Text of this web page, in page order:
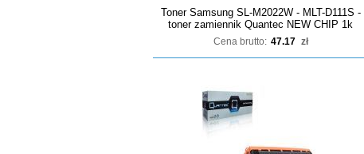
Toner Samsung SL-M2022W - MLT-D111S -
toner zamiennik Quantec NEW CHIP 1k
Cena brutto: 47.17 zł